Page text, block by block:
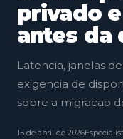
privado
antes da
Latencia, janelas
exigencia de
sobre a migracao
15 de abril de 2026